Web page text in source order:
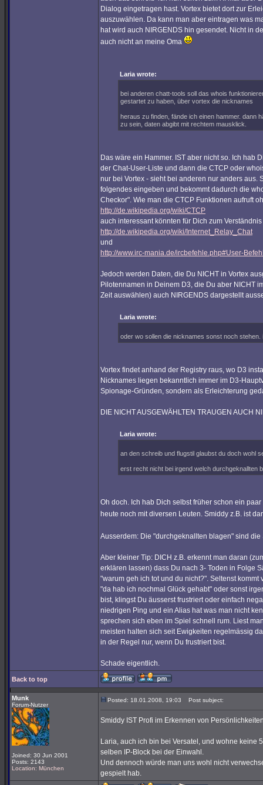
Dialog eingetragen hast. Vortex bietet dort zur
auszuwählen. Da kann man aber eintragen was
hat wird auch NIRGENDS hin gesendet. Nicht in
auch nicht an meine Oma
Laria wrote:
bei anderen chatt-tools soll das whois
gestartet zu haben, über vortex die nicknames
heraus zu finden, fände ich einen hammer. dann
zu sein, daten abgibt mit rechtem mausklick.
Das wäre ein Hammer. IST aber nicht so. Ich hab
der Chat-User-Liste und dann die CTCP oder
nur bei Vortex - sieht bei anderen nur anders aus.
folgendes eingeben und bekommt dadurch die
Checkor". Wie man die CTCP Funktionen aufruft
http://de.wikipedia.org/wiki/CTCP
auch interessant könnten für Dich zum
http://de.wikipedia.org/wiki/Internet_Relay_Chat
und
http://www.irc-mania.de/ircbefehle.php#User-
Jedoch werden Daten, die Du NICHT in Vortex
Pilotennamen in Deinem D3, die Du aber NICHT
Zeit auswählen) auch NIRGENDS dargestellt
Laria wrote:
oder wo sollen die nicknames sonst noch
Vortex findet anhand der Registry raus, wo D3
Nicknames liegen bekanntlich immer im D3-
Spionage-Gründen, sondern als Erleichterung
DIE NICHT AUSGEWÄHLTEN TRAUGEN AUCH
Laria wrote:
an den schreib und flugstil glaubst du doch wohl
erst recht nicht bei irgend welch durchgeknallten
Oh doch. Ich hab Dich selbst früher schon ein
heute noch mit diversen Leuten. Smiddy z.B. ist
Ausserdem: Die "durchgeknallten blagen" sind
Aber kleiner Tip: DICH z.B. erkennt man daran
erklären lassen) dass Du nach 3- Toden in Folge
"warum geh ich tot und du nicht?". Seltenst
"da hab ich nochmal Glück gehabt" oder sonst
bist, klingst Du äusserst frustriert oder einfach
niedrigen Ping und ein Alias hat was man nicht
sprechen sich eben im Spiel schnell rum. Liest
meisten halten sich seit Ewigkeiten regelmässig
in der Regel nur, wenn Du frustriert bist.
Schade eigentlich.
Back to top
Munk
Forum-Nutzer
Joined: 30 Jun 2001
Posts: 2143
Location: München
Posted: 18.01.2008, 19:03 Post subject:
Smiddy IST Profi im Erkennen von
Laria, auch ich bin bei Versatel, und wohne keine
selben IP-Block bei der Einwahl.
Und dennoch würde man uns wohl nicht
gespielt hab.